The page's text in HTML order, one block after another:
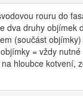
rouru do
dva druhy objímek
(součást
= vždy
hloubce kotvení,